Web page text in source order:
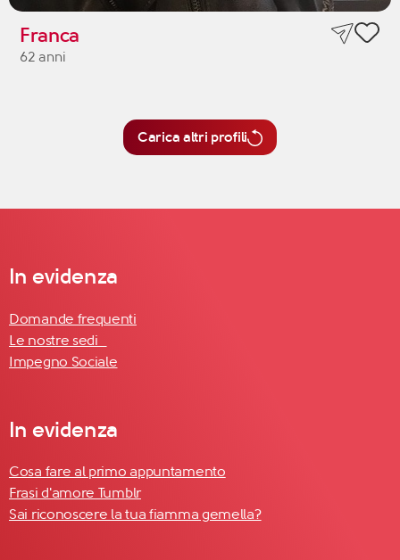
Franca
62 anni
Carica altri profili
In evidenza
Domande frequenti
Le nostre sedi
Impegno Sociale
In evidenza
Cosa fare al primo appuntamento
Frasi d'amore Tumblr
Sai riconoscere la tua fiamma gemella?